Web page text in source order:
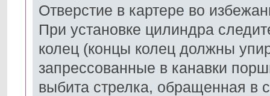
Отверстие в картере во
При установке цилиндра
колец (концы колец должны
запрессованные в канавки
выбита стрелка, обращенная в